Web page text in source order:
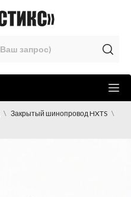
Закрытый шинопровод HXTS